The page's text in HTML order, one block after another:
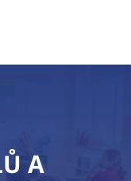
A